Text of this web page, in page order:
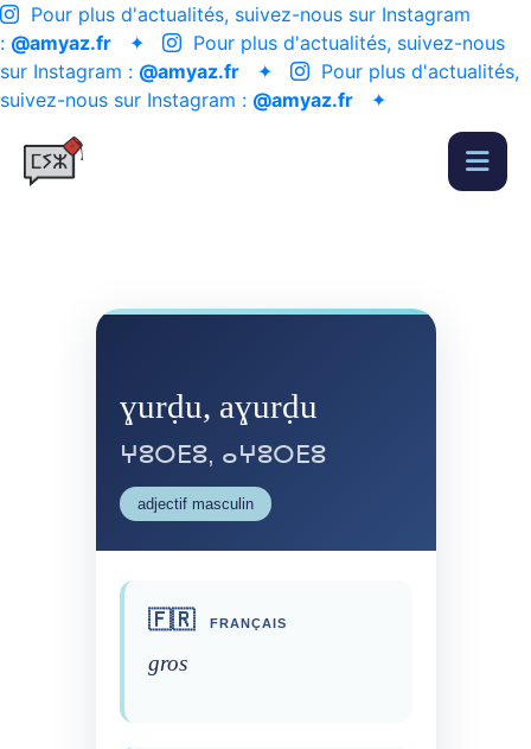
Pour plus d'actualités, suivez-nous sur Instagram
: @amyaz.fr ✦
Pour plus d'actualités, suivez-nous
sur Instagram : @amyaz.fr ✦
Pour plus d'actualités,
suivez-nous sur Instagram : @amyaz.fr ✦
ɣurḍu, aɣurḍu
ⵖⵓⵔⴹⵓ, ⴰⵖⵓⵔⴹⵓ
adjectif masculin
🇫🇷 FRANÇAIS
gros